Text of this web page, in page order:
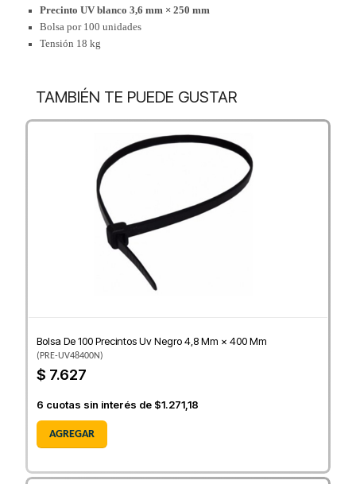
Precinto UV blanco 3,6 mm × 250 mm
Bolsa por 100 unidades
Tensión 18 kg
TAMBIÉN TE PUEDE GUSTAR
Bolsa De 100 Precintos Uv Negro 4,8 Mm × 400 Mm
(PRE-UV48400N)
$ 7.627
6 cuotas sin interés de $1.271,18
AGREGAR